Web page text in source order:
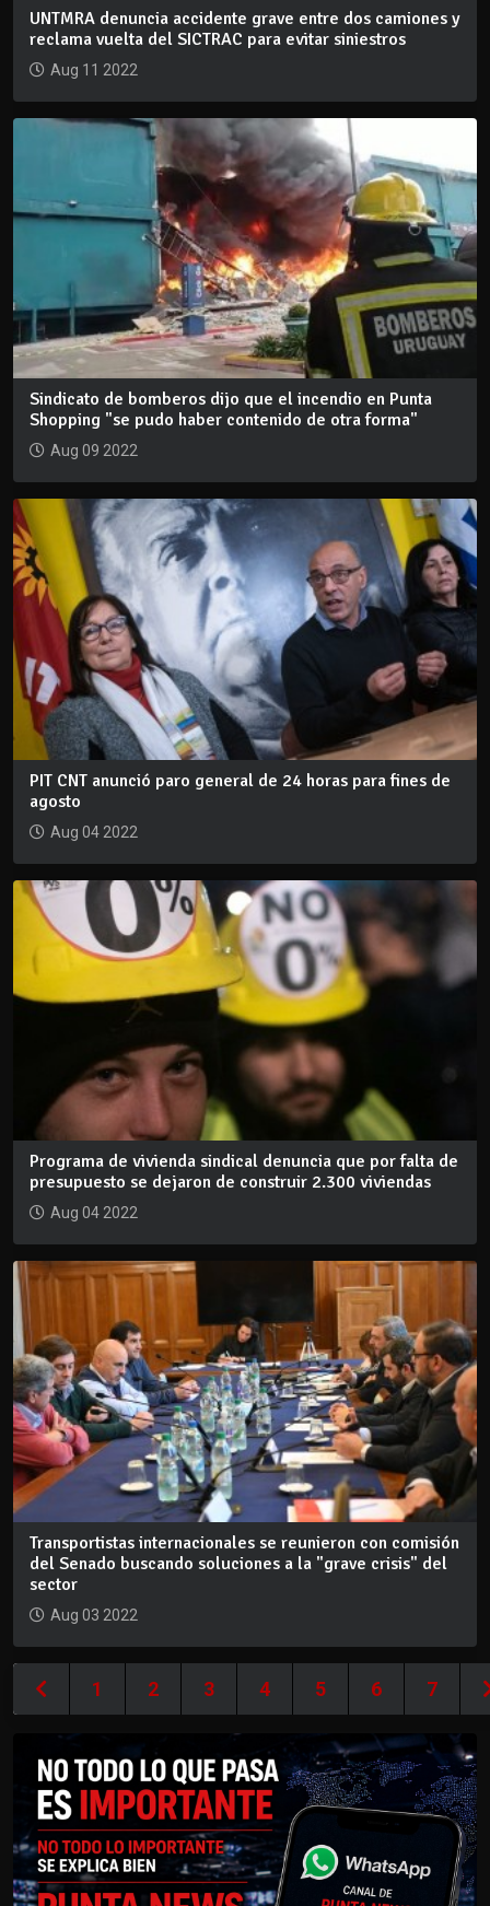
UNTMRA denuncia accidente grave entre dos camiones y
reclama vuelta del SICTRAC para evitar siniestros
Aug 11 2022
Sindicato de bomberos dijo que el incendio en Punta
Shopping "se pudo haber contenido de otra forma"
Aug 09 2022
PIT CNT anunció paro general de 24 horas para fines de
agosto
Aug 04 2022
Programa de vivienda sindical denuncia que por falta de
presupuesto se dejaron de construir 2.300 viviendas
Aug 04 2022
Transportistas internacionales se reunieron con comisión
del Senado buscando soluciones a la "grave crisis" del
sector
Aug 03 2022
1 2 3 4 5 6 7